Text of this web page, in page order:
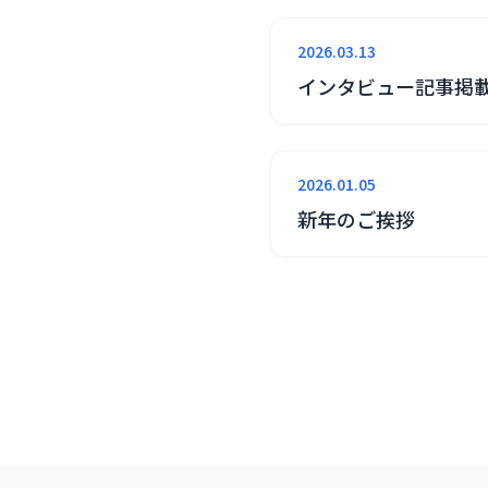
2026.03.13
インタビュー記事掲
2026.01.05
新年のご挨拶